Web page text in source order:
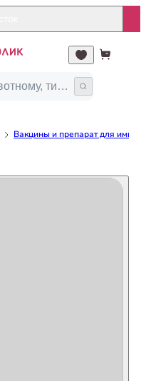
Вакцины и препарат для